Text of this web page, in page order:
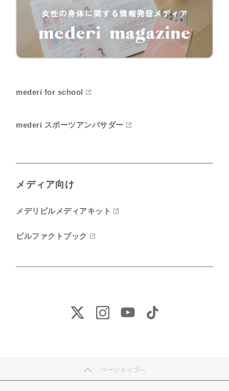
mederi for school
mederi スポーツアンバサダー
メディア向け
メデリピルメディアキット
ピルファクトブック
ページトップへ